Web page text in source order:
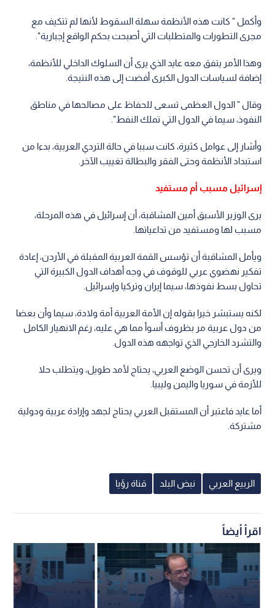
وأكمل " كانت هذه الأنظمة سهلة السقوط لأنها لم تتكيف مع
مجرى التطورات والمتطلبات التي أصبحت بحكم الواقع إجبارية".
وهذا الأمر يتفق معه عايد الذي يرى أن السلوك الداخلي للأنظمة،
إضافة لسياسات الدول الكبرى أفضت إلى هذه النتيجة.
وقال " الدول العظمى تسعى للحفاظ على مصالحها في مناطق
النفوذ، سيما في الدول التي تملك النفط".
وأشار إلى عوامل كثيرة، كانت سببا في حالة التردي العربية، بدءا من
استبداد الأنظمة وحتى الفقر والبطالة تغييب الآخر.
إسرائيل مسبب أم مستفيد
يرى الوزير الأسبق أمين المشاقبة، أن إسرائيل في هذه المرحلة،
مسبب لها ومستفيد من تداعياتها.
ويأمل المشاقبة أن تؤسس القمة العربية المقبلة في الأردن، إعادة
تفكير نهضوي عربي للوقوف في وجه أهداف الدول الكبيرة التي
تحاول بسط نفوذها، سيما إيران وتركيا وإسرائيل.
لكنه يستبشر خيرا بقوله إن الأمة العربية أمة ولادة، سيما وأن بعضا
من دول عربية مر بظروف أسوأ مما هي عليه، رغم الانهيار الكامل
والتشرد الخارجي الذي تواجهه هذه الدول.
ويرى أن تحسن الوضع العربي، يحتاج لأمد طويل، ويتطلب حلا
للأزمة في سوريا واليمن وليبيا.
أما عايد فاعتبر أن المستقبل العربي يحتاج لجهد وإرادة عربية ودولية
مشتركة.
الربيع العربي نبض البلد قناة رؤيا
اقرأ أيضاً